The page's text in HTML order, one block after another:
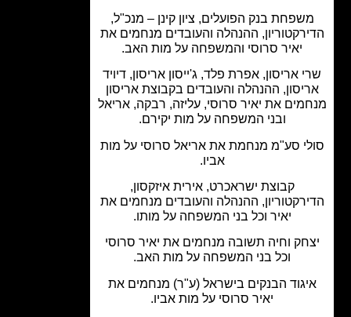
בנק הפועלים, ציון קינן – מנכ"ל,
ההנהלה והעובדים מנחמים את
יאיר סרוסי והמשפחה על מות האב.
אריסון, אפרת פלד, ג'ייסון אריסון, דיויד
ההנהלה והעובדים בקבוצת אריסון
את יאיר סרוסי, עליזה, רבקה, אריאל
ובני המשפחה על מות יקירם.
סע"מ מנחמת את אריאל סרוסי על מות
קבוצת ישראכרט, אירית איזקסון,
ההנהלה והעובדים מנחמים את
יאיר וכל בני המשפחה על מותו.
וחיה תשובה מנחמים את יאיר סרוסי
וכל בני המשפחה על מות האב.
הבנקים בישראל (ע"ר) מנחמים את
יאיר סרוסי על מות אביו.